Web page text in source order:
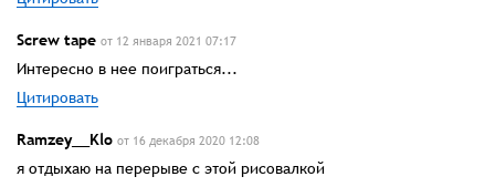
Screw tape от 12 января 2021 07:17
Интересно в нее поиграться...
Цитировать
Ramzey__Klo от 16 декабря 2020 12:08
я отдыхаю на перерыве с этой рисовалкой